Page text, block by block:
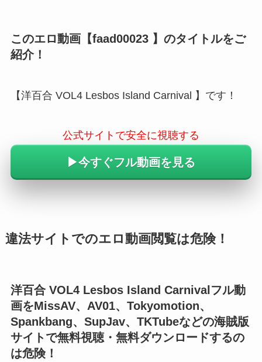
このエロ動画【faad00023 】のタイトルをご
紹介！
【洋百合 VOL4 Lesbos Island Carnival 】です！
公式サイトで安全に視聴する
▶︎今すぐフル動画を見る
違法サイトでのエロ動画閲覧は危険！
洋百合 VOL4 Lesbos Island Carnivalフル動
画をMissAV、AV01、Tokyomotion、
Spankbang、SupJav、TKTubeなどの海賊版
サイトで無料視聴・無料ダウンロードするの
は危険！